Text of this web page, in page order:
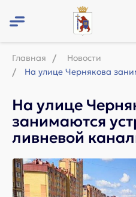
Главная
Новости
На улице
занимаются
ливневой